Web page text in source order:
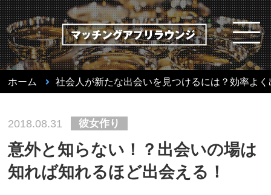
ホーム 社会人が新たな出会いを見つけるには？効率よ
2018.08.31 彼女作り
意外と知らない！？出会いの場は
知れば知れるほど出会える！